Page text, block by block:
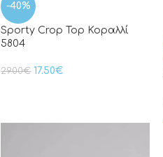
-40%
Sporty Crop Top Κοραλλί
5804
29.00€ 17.50€